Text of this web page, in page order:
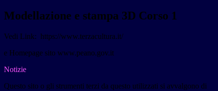
Modellazione e stampa 3D Corso 1
Vedi Link: https://www.terzacultura.it/
e Homepage sito www.peano.gov.it
Notizie
Questo sito o gli strumenti terzi da questo utilizzati si avvalgono di